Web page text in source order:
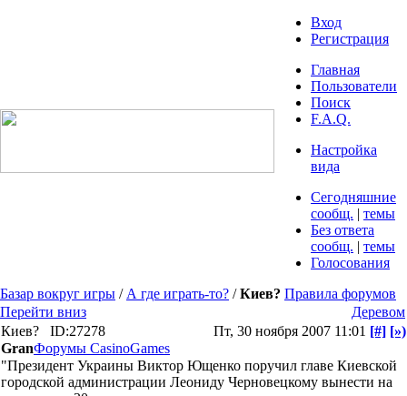
Вход
Регистрация
Главная
Пользователи
Поиск
F.A.Q.
Настройка
вида
Сегодняшние
сообщ. | темы
Без ответа
сообщ. | темы
Голосования
Базар вокруг игры / А где играть-то? /Киев? Правила форумов
Перейти вниз
Деревом
Киев?
ID:27278 Пт, 30 ноября 2007 11:01 [#] [»)
GranФорумы CasinoGames
"Президент Украины Виктор Ющенко поручил главе Киевской
городской администрации Леониду Черновецкому вынести на